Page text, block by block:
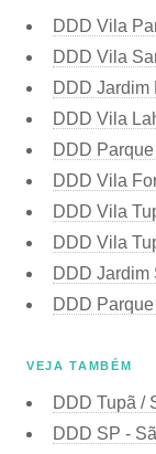
DDD Vila
DDD Vila
DDD Jardim
DDD Vila
DDD
DDD Vila
DDD Vila
DDD Vila
DDD Jardim
DDD
VEJA TAMBÉM
DDD Tupã /
DDD SP -